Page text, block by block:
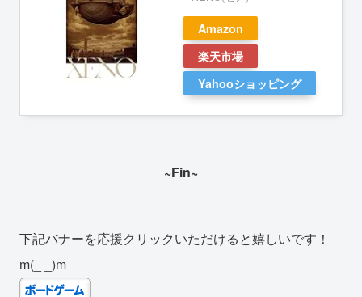
Amazon
楽天市場
Yahooショッピング
~Fin~
下記バナーを応援クリックいただけると嬉しいです！
m(_ _)m